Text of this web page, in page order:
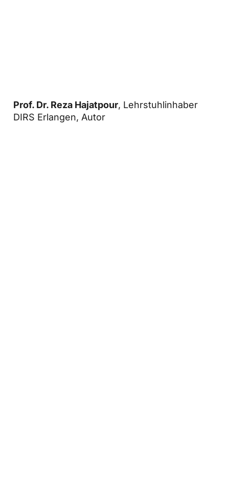
Prof. Dr. Reza Hajatpour, Lehrstuhlinhaber
DIRS Erlangen, Autor